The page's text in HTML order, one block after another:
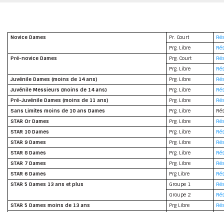
Novice Dames Pr. Court
Prg. Libre
Pré-novice Dames
Prg. Court
Prg. Libre
Juvénile Dames (moins de 14 ans)
Prg. Libre
Juvénile Messieurs (moins de 14 ans)
Prg. Libre
Pré-Juvénile Dames (moins de 11 ans)
Prg. Libre
Sans Limites moins de 10 ans Dames
Prg. Libre
STAR Or Dames
Prg. Libre
STAR 10 Dames
Prg. Libre
STAR 9 Dames
Prg. Libre
STAR 8 Dames
Prg. Libre
STAR 7 Dames
Prg. Libre
STAR 6 Dames
Prg Libre
STAR 5 Dames 13 ans et plus
Groupe 1
Groupe 2
STAR 5 Dames moins de 13 ans
Prg Libre